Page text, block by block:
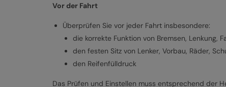
Vor der Fahrt
Überprüfen Sie vor jeder Fahrt insbesondere:
die korrekte Funktion von Bremsen, Lenkung,
den festen Sitz von Lenker, Vorbau, Räder,
den Reifenfülldruck
Das Prüfen und Einstellen muss entsprechend der